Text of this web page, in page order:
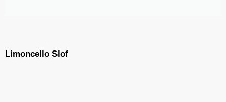
Limoncello Slof